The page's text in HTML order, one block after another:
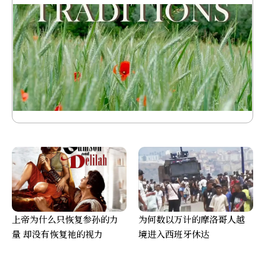
上帝为什么只恢复参孙的力
量 却没有恢复祂的视力
为何数以万计的摩洛哥人越
境进入西班牙休达